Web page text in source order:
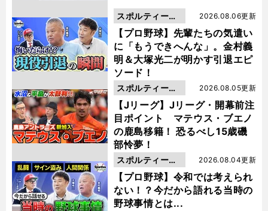
【プロ野球】先輩たちの気遣い
に「もうできへんな」。金村義
明＆大塚光二が明かす引退エピ
ソード！
2026.08.06更新
スポルティーバ
動画
【Jリーグ】Jリーグ・開幕前注
目ポイント マテウス・ブエノ
の鹿島移籍！ 恐るべし15歳磯
部怜夢！
2026.08.05更新
スポルティーバ
動画
【プロ野球】令和では考えられ
ない！？今だから語れる当時の
野球事情とは...
2026.08.04更新
スポルティーバ
動画